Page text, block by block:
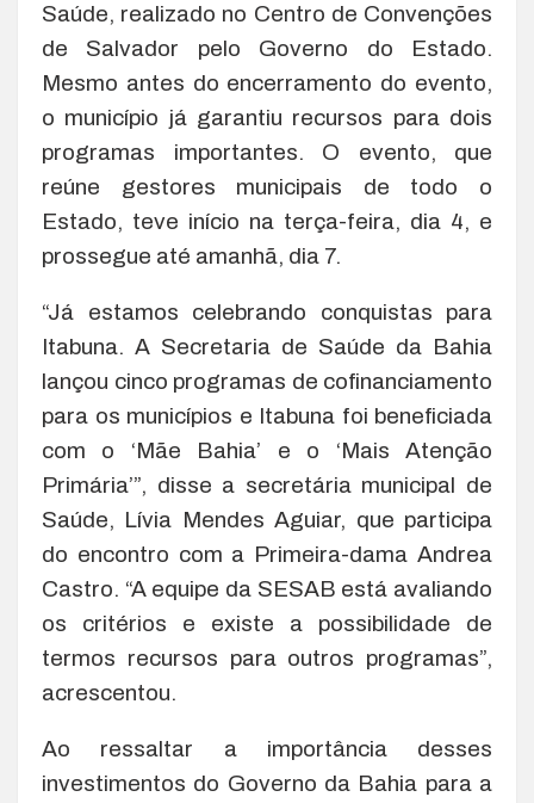
Saúde, realizado no Centro de Convenções
de Salvador pelo Governo do Estado.
Mesmo antes do encerramento do evento,
o município já garantiu recursos para dois
programas importantes. O evento, que
reúne gestores municipais de todo o
Estado, teve início na terça-feira, dia 4, e
prossegue até amanhã, dia 7.
“Já estamos celebrando conquistas para
Itabuna. A Secretaria de Saúde da Bahia
lançou cinco programas de cofinanciamento
para os municípios e Itabuna foi beneficiada
com o ‘Mãe Bahia’ e o ‘Mais Atenção
Primária’”, disse a secretária municipal de
Saúde, Lívia Mendes Aguiar, que participa
do encontro com a Primeira-dama Andrea
Castro. “A equipe da SESAB está avaliando
os critérios e existe a possibilidade de
termos recursos para outros programas”,
acrescentou.
Ao ressaltar a importância desses
investimentos do Governo da Bahia para a